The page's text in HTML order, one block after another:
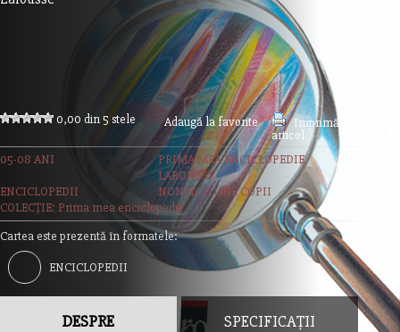
0,00 din 5 stele Adaugă la favorite
Imprimă acest
articol
05-08 ANI
PRIMA MEA ENCICLOPEDIE
LAROUSSE
ENCICLOPEDII
NONFICTIUNE COPII
COLECȚIE: Prima mea enciclopedie
Cartea este prezentă în formatele:
ENCICLOPEDII
DESPRE SPECIFICAȚII